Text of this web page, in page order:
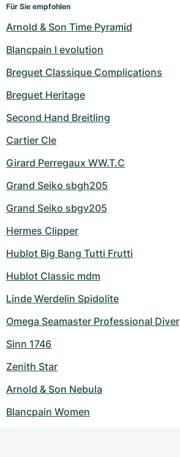
Für Sie empfohlen
Arnold & Son Time Pyramid
Blancpain l evolution
Breguet Classique Complications
Breguet Heritage
Second Hand Breitling
Cartier Cle
Girard Perregaux WW.T.C
Grand Seiko sbgh205
Grand Seiko sbgv205
Hermes Clipper
Hublot Big Bang Tutti Frutti
Hublot Classic mdm
Linde Werdelin Spidolite
Omega Seamaster Professional Diver
Sinn 1746
Zenith Star
Arnold & Son Nebula
Blancpain Women